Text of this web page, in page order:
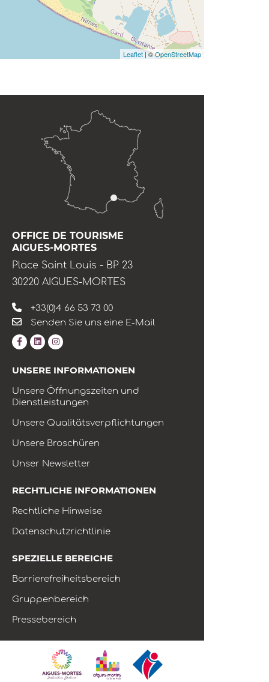
Leaflet| ©OpenStreetMap
OFFICE DE TOURISME
AIGUES-MORTES
Place Saint Louis - BP 23
30220 AIGUES-MORTES
+33(0)4 66 53 73 00
Senden Sie uns eine E-Mail
UNSERE INFORMATIONEN
Unsere Öffnungszeiten und
Dienstleistungen
Unsere Qualitätsverpflichtungen
Unsere Broschüren
Unser Newsletter
RECHTLICHE INFORMATIONEN
Rechtliche Hinweise
Datenschutzrichtlinie
SPEZIELLE BEREICHE
Barrierefreiheitsbereich
Gruppenbereich
Pressebereich